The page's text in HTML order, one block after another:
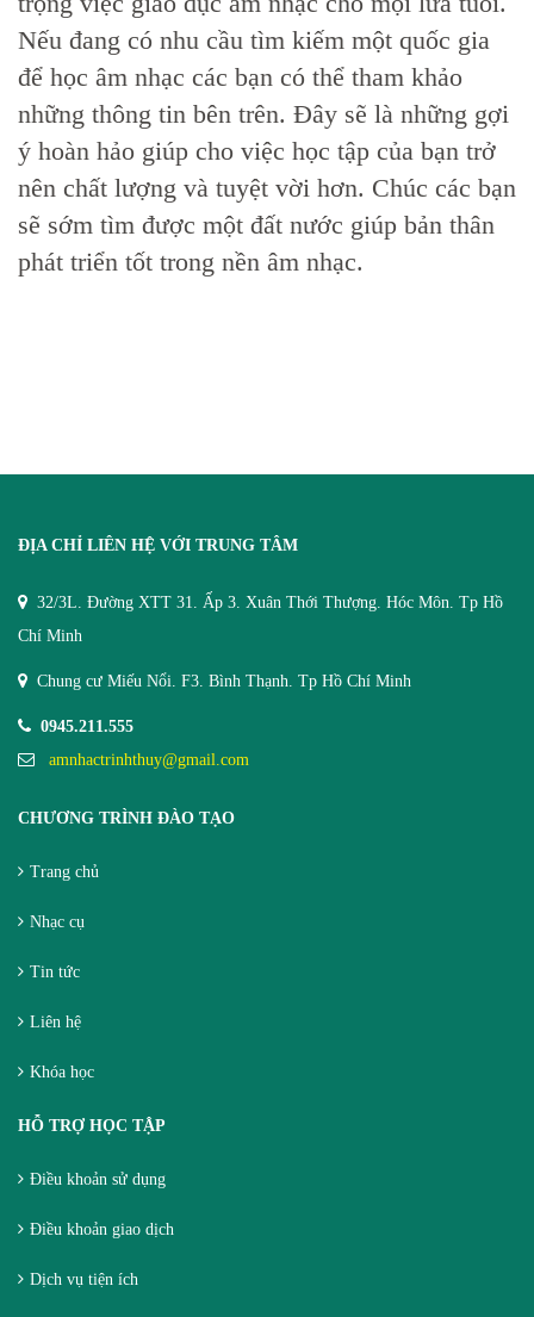
Nếu đang có nhu cầu tìm kiếm một quốc gia
để học âm nhạc các bạn có thể tham khảo
những thông tin bên trên. Đây sẽ là những gợi
ý hoàn hảo giúp cho việc học tập của bạn trở
nên chất lượng và tuyệt vời hơn. Chúc các bạn
sẽ sớm tìm được một đất nước giúp bản thân
phát triển tốt trong nền âm nhạc.
ĐỊA CHỈ LIÊN HỆ VỚI TRUNG TÂM
32/3L. Đường XTT 31. Ấp 3. Xuân Thới Thượng. Hóc Môn. Tp Hồ
Chí Minh
Chung cư Miếu Nổi. F3. Bình Thạnh. Tp Hồ Chí Minh
0945.211.555
amnhactrinhthuy@gmail.com
CHƯƠNG TRÌNH ĐÀO TẠO
Trang chủ
Nhạc cụ
Tin tức
Liên hệ
Khóa học
HỖ TRỢ HỌC TẬP
Điều khoản sử dụng
Điều khoản giao dịch
Dịch vụ tiện ích